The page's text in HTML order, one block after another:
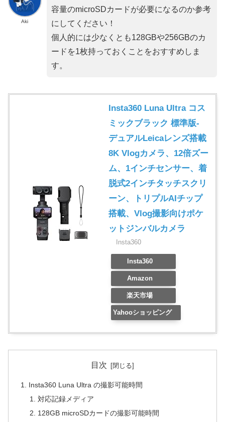
Aki
容量のmicroSDカードが必要になるのか参考
にしてください！
個人的には少なくとも128GBや256GBのカ
ードを1枚持っておくことをおすすめしま
す。
Insta360 Luna Ultra コス
ミックブラック 標準版-
デュアルLeicaレンズ搭載
8K Vlogカメラ、12倍ズー
ム、1インチセンサー、着
脱式2インチタッチスクリ
ーン、トリプルAIチップ
搭載、Vlog撮影向けポケ
ットジンバルカメラ
Insta360
Insta360
Amazon
楽天市場
Yahooショッピング
目次
Insta360 Luna Ultra の撮影可能時間
対応記録メディア
128GB microSDカードの撮影可能時間